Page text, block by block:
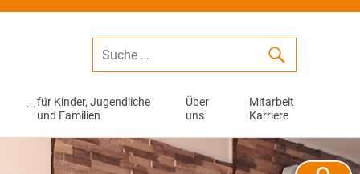
für Kinder, Jugendliche
und Familien
Über
uns
Mitarbeit
Karriere